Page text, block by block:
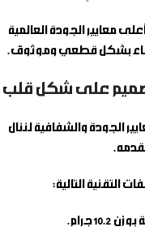
معايير الجودة العالمية
بشكل قطعي وموثوق.
على شكل قلب
الجودة والشفافية لننال
التقنية التالية:
جرام.